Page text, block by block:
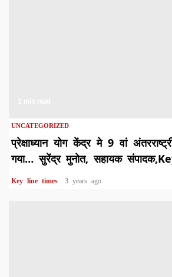
UNCATEGORIZED
प्रेक्षाध्यान योग केंद्र मे 9 वां
गया… सुरेंद्र मुनोत, सहायक
Key line times 3 years ago